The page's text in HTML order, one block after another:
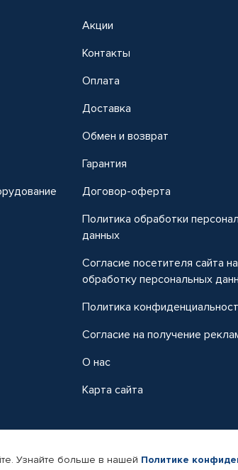
Акции
Контакты
Оплата
Доставка
Обмен и возврат
Гарантия
Договор-оферта
Политика обработки
данных
Согласие посетителя сайта на
обработку персональных
Политика
Согласие на получение
О нас
Карта сайта
товаров Автопрофи.
Узнайте больше в нашей Политике